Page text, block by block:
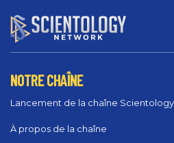
NOTRE CHAÎNE
Lancement de la chaîne
À propos de la chaîne